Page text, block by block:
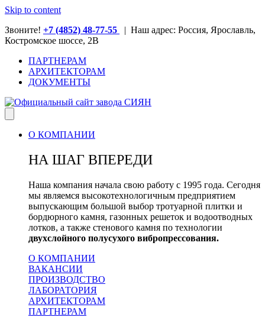
Skip to content
Звоните! +7 (4852) 48-77-55
| Наш адрес: Россия, Ярославль,
Костромское шоссе, 2В
ПАРТНЕРАМ
АРХИТЕКТОРАМ
ДОКУМЕНТЫ
О КОМПАНИИ
НА ШАГ ВПЕРЕДИ
Наша компания начала свою работу с 1995 года. Сегодня
мы являемся высокотехнологичным предприятием
выпускающим большой выбор тротуарной плитки и
бордюрного камня, газонных решеток и водоотводных
лотков, а также стенового камня по технологии
двухслойного полусухого вибропрессования.
О КОМПАНИИ
ВАКАНСИИ
ПРОИЗВОДСТВО
ЛАБОРАТОРИЯ
АРХИТЕКТОРАМ
ПАРТНЕРАМ